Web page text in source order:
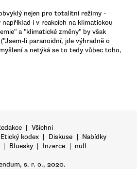
nejen pro totalitní režimy -
i v reakcích na klimatickou
a "klimatické změny" by však
li paranoidní, jde výhradně o
a netýká se to tedy vůbec toho,
| Všichni
Etický kodex | Diskuse | Nabídky
| Bluesky | Inzerce | null
s. r. o., 2020.